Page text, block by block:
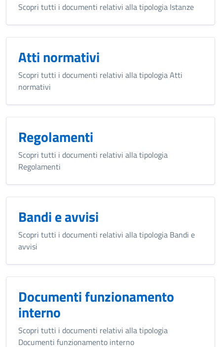
Scopri tutti i documenti relativi alla tipologia Istanze
Atti normativi
Scopri tutti i documenti relativi alla tipologia Atti
normativi
Regolamenti
Scopri tutti i documenti relativi alla tipologia
Regolamenti
Bandi e avvisi
Scopri tutti i documenti relativi alla tipologia Bandi e
avvisi
Documenti funzionamento
interno
Scopri tutti i documenti relativi alla tipologia
Documenti funzionamento interno